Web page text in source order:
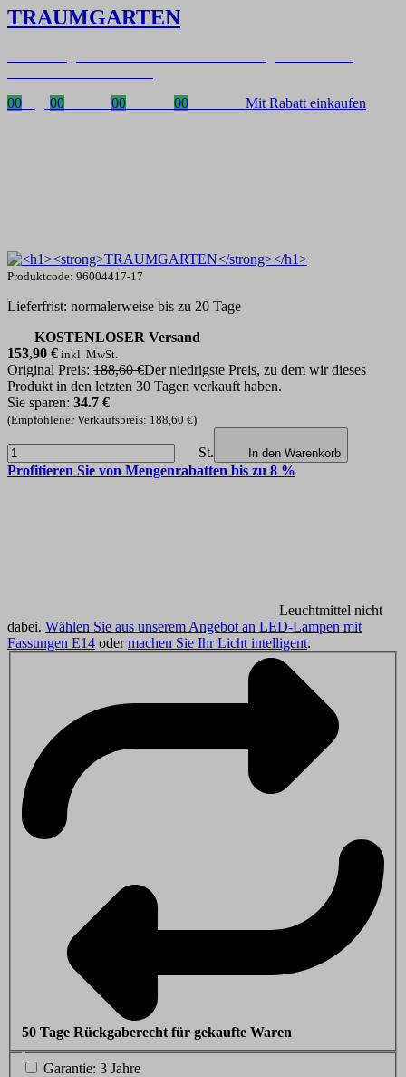
TRAUMGARTEN
00
00 00 00 Mit Rabatt einkaufen
Produktcode: 96004417-17
Lieferfrist: normalerweise bis zu 20 Tage
KOSTENLOSER Versand
153,90 € inkl. MwSt.
Original Preis: 188,60 €Der niedrigste Preis, zu dem wir dieses
Produkt in den letzten 30 Tagen verkauft haben.
Sie sparen: 34.7 €
(Empfohlener Verkaufspreis: 188,60 €)
St. In den Warenkorb
Profitieren Sie von Mengenrabatten bis zu 8 %
Leuchtmittel nicht
dabei. Wählen Sie aus unserem Angebot an LED-Lampen mit
Fassungen E14 odermachen Sie Ihr Licht intelligent.
50 Tage Rückgaberecht für gekaufte Waren
Garantie: 3 Jahre